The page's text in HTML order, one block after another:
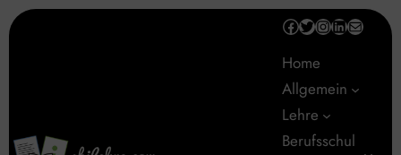
Zum
Facebook
Twitter
Instagram
LinkedIn
E-Mail
Home
Allgemein
Lehre
Berufsschul